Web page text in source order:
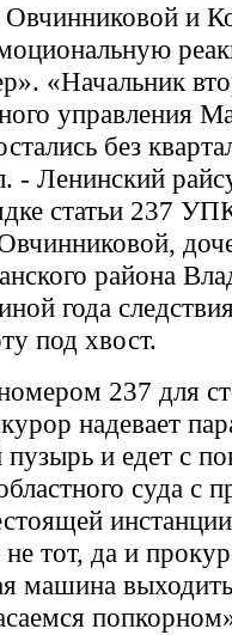
Овчинниковой и
«Начальник
управления
без
- Ленинский
статьи 237
района
года
под хвост.
237 для
надевает
и едет с
суда с
тот, да и
машина